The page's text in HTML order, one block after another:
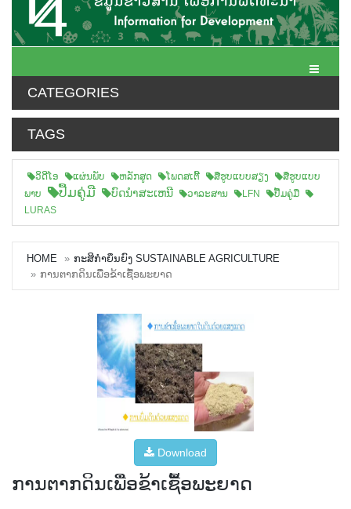
Toggle
CATEGORIES
TAGS
ວິດີໂອ ແຜ່ນພັບ ຫລັກສູດ ໂພດສເຕີ້ ສືຮູບແບບສຽງ
ສື່ຮູບແບບ
ພາບ
ປື້ມຄູ່ມື ບົດນຳສະເຫນີ ວາລະສານ LFN
ປື້ມຄູ່ມື
LURAS
HOME
ກະສິກຳຍຶນຍົງ SUSTAINABLE AGRICULTURE
ການຕາກດິນເພຶື່ອຂ້າເຊື້ອພະຍາດ
Download
ການຕາກດິນເພຶື່ອຂ້າເຊື້ອພະຍາດ